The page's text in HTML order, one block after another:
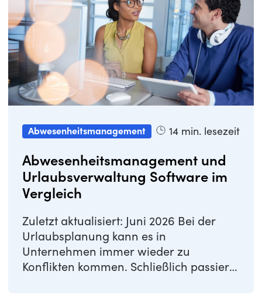
Abwesenheitsmanagement 14 min. lesezeit
Abwesenheitsmanagement und
Urlaubsverwaltung Software im
Vergleich
Zuletzt aktualisiert: Juni 2026 Bei der
Urlaubsplanung kann es in
Unternehmen immer wieder zu
Konflikten kommen. Schließlich passiert